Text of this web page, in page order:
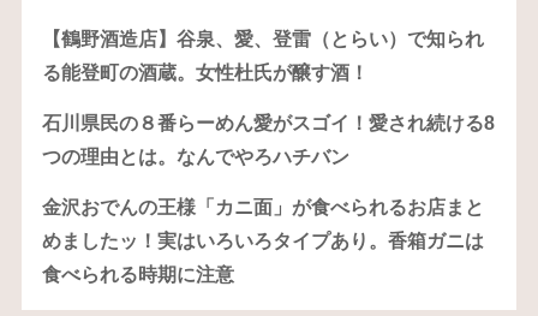
【鶴野酒造店】谷泉、愛、登雷（とらい）で知られ
る能登町の酒蔵。女性杜氏が醸す酒！
石川県民の８番らーめん愛がスゴイ！愛され続ける8
つの理由とは。なんでやろハチバン
金沢おでんの王様「カニ面」が食べられるお店まと
めましたッ！実はいろいろタイプあり。香箱ガニは
食べられる時期に注意